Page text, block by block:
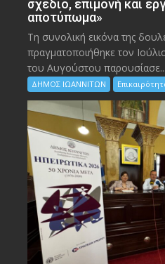
σχέδιο, επιμονή και
αποτύπωμα»
Τη συνολική εικόνα της
πραγματοποιήθηκε τον
του Αυγούστου παρουσίασε...
ΔΗΜΟΣ ΙΩΑΝΝΙΤΩΝ